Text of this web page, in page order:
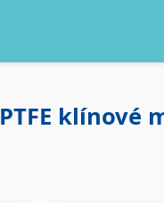
PTFE klínové